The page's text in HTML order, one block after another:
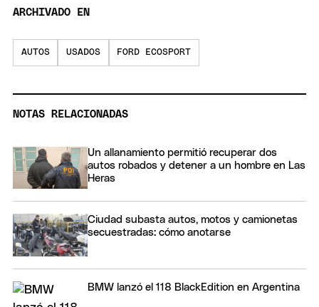
ARCHIVADO EN
AUTOS USADOS FORD ECOSPORT
NOTAS RELACIONADAS
Un allanamiento permitió recuperar dos
autos robados y detener a un hombre en Las
Heras
Ciudad subasta autos, motos y camionetas
secuestradas: cómo anotarse
BMW lanzó el 118 BlackEdition en Argentina